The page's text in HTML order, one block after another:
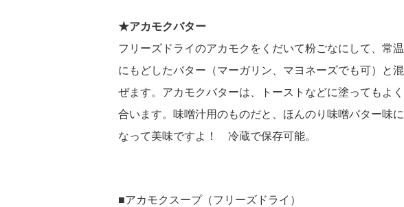
★アカモクバター
フリーズドライのアカモクをくだいて粉ごなにして、常温
にもどしたバター（マーガリン、マヨネーズでも可）と混
ぜます。アカモクバターは、トーストなどに塗ってもよく
合います。味噌汁用のものだと、ほんのり味噌バター味に
なって美味ですよ！ 冷蔵で保存可能。
■アカモクスープ（フリーズドライ）